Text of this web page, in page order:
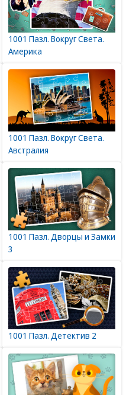
1001 Пазл. Вокруг Света.
Америка
1001 Пазл. Вокруг Света.
Австралия
1001 Пазл. Дворцы и Замки
3
1001 Пазл. Детектив 2